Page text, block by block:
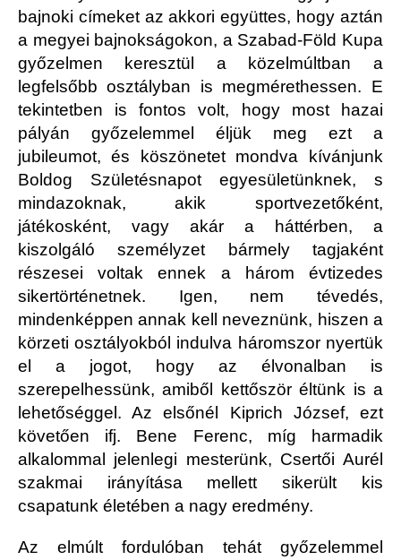
bajnoki címeket az akkori együttes, hogy aztán
a megyei bajnokságokon, a Szabad-Föld Kupa
győzelmen keresztül a közelmúltban a
legfelsőbb osztályban is megmérethessen. E
tekintetben is fontos volt, hogy most hazai
pályán győzelemmel éljük meg ezt a
jubileumot, és köszönetet mondva kívánjunk
Boldog Születésnapot egyesületünknek, s
mindazoknak, akik sportvezetőként,
játékosként, vagy akár a háttérben, a
kiszolgáló személyzet bármely tagjaként
részesei voltak ennek a három évtizedes
sikertörténetnek. Igen, nem tévedés,
mindenképpen annak kell neveznünk, hiszen a
körzeti osztályokból indulva háromszor nyertük
el a jogot, hogy az élvonalban is
szerepelhessünk, amiből kettőször éltünk is a
lehetőséggel. Az elsőnél Kiprich József, ezt
követően ifj. Bene Ferenc, míg harmadik
alkalommal jelenlegi mesterünk, Csertői Aurél
szakmai irányítása mellett sikerült kis
csapatunk életében a nagy eredmény.
Az elmúlt fordulóban tehát győzelemmel